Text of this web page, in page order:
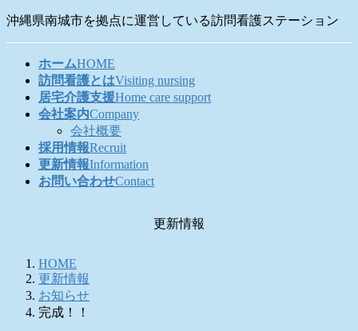
コ
ナ
沖縄県南城市を拠点に運営している訪問看護ステーション
ホームHOME
訪問看護とはVisiting nursing
居宅介護支援Home care support
会社案内Company
会社概要
採用情報Recruit
更新情報Information
お問い合わせContact
更新情報
HOME
更新情報
お知らせ
完成！！